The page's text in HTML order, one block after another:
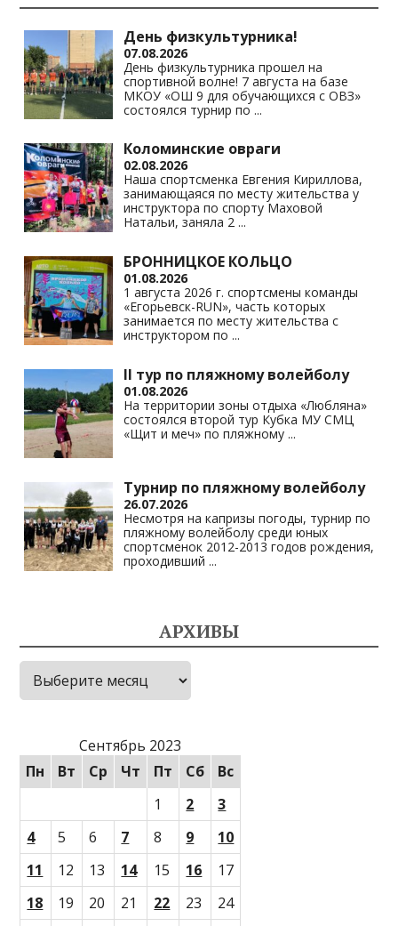
as
s
ni
ki
m p
p
n
k
День физкультурника!
07.08.2026
День физкультурника прошел на
спортивной волне! 7 августа на базе
МКОУ «ОШ 9 для обучающихся с ОВЗ»
состоялся турнир по ...
Коломинские овраги
02.08.2026
Наша спортсменка Евгения Кириллова,
занимающаяся по месту жительства у
инструктора по спорту Маховой
Натальи, заняла 2 ...
БРОННИЦКОЕ КОЛЬЦО
01.08.2026
1 августа 2026 г. спортсмены команды
«Егорьевск-RUN», часть которых
занимается по месту жительства с
инструктором по ...
II тур по пляжному волейболу
01.08.2026
На территории зоны отдыха «Любляна»
состоялся второй тур Кубка МУ СМЦ
«Щит и меч» по пляжному ...
Турнир по пляжному волейболу
26.07.2026
Несмотря на капризы погоды, турнир по
пляжному волейболу среди юных
спортсменок 2012-2013 годов рождения,
проходивший ...
АРХИВЫ
Архивы
Сентябрь 2023
Пн
Вт Ср Чт Пт Сб
Вс
1
2
3
4
5 6 7 8 9
10
11
12 13 14 15 16
17
18
19 20 21 22 23
24